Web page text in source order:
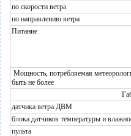
по скорости ветра
по направлению ветра
Питание
Мощность, потребляемая
быть не более
датчика ветра ДВМ
блока датчиков температуры и
пульта